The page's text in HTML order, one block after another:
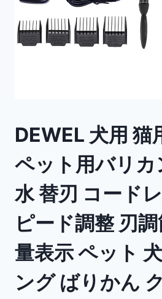
DEWEL 犬用 猫
ペット用バリカ
水 替刃 コード
ピード調整 刃
量表示 ペット
ング ばりかん